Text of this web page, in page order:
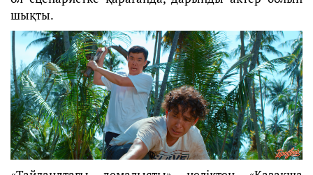
шықты.